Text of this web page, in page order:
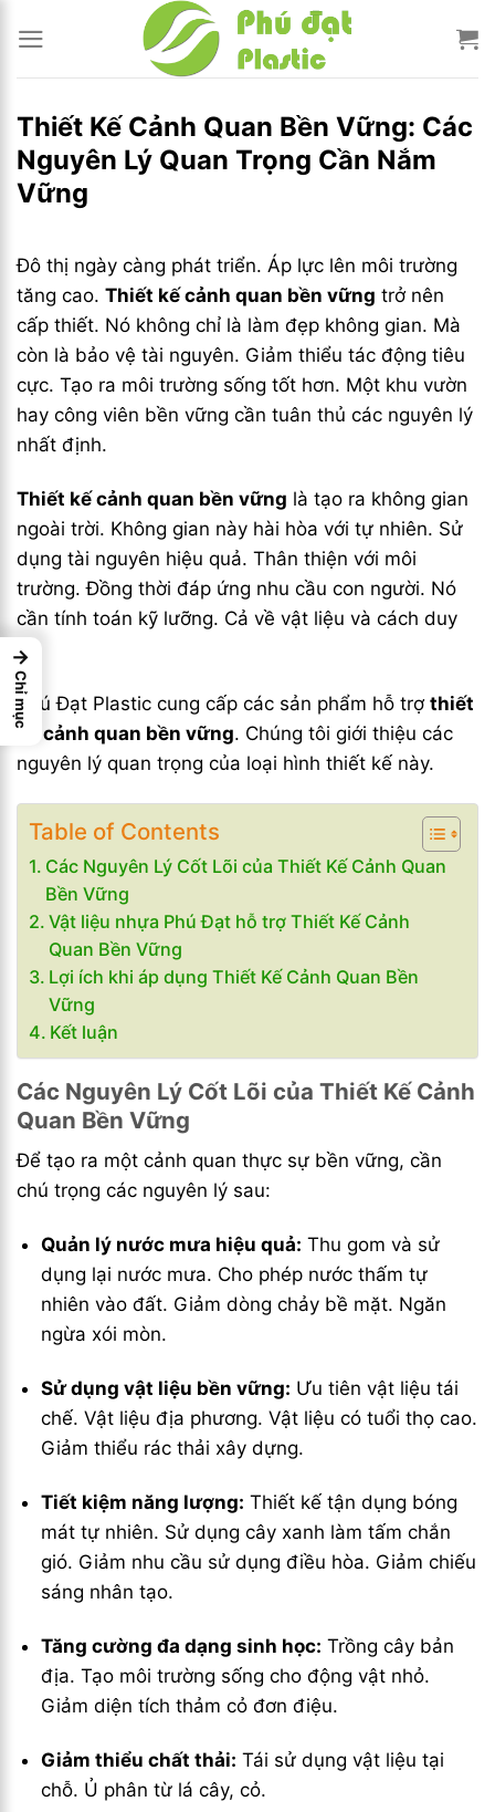
qua
nội
Thiết Kế Cảnh Quan Bền Vững: Các
Nguyên Lý Quan Trọng Cần Nắm
Vững
Đô thị ngày càng phát triển. Áp lực lên môi trường
tăng cao. Thiết kế cảnh quan bền vững trở nên
cấp thiết. Nó không chỉ là làm đẹp không gian. Mà
còn là bảo vệ tài nguyên. Giảm thiểu tác động tiêu
cực. Tạo ra môi trường sống tốt hơn. Một khu vườn
hay công viên bền vững cần tuân thủ các nguyên lý
nhất định.
Thiết kế cảnh quan bền vững là tạo ra không gian
ngoài trời. Không gian này hài hòa với tự nhiên. Sử
dụng tài nguyên hiệu quả. Thân thiện với môi
trường. Đồng thời đáp ứng nhu cầu con người. Nó
cần tính toán kỹ lưỡng. Cả về vật liệu và cách duy
trì.
Phú Đạt Plastic cung cấp các sản phẩm hỗ trợ thiết
kế cảnh quan bền vững. Chúng tôi giới thiệu các
nguyên lý quan trọng của loại hình thiết kế này.
Table of Contents
Các Nguyên Lý Cốt Lõi của Thiết Kế Cảnh Quan
Bền Vững
Vật liệu nhựa Phú Đạt hỗ trợ Thiết Kế Cảnh
Quan Bền Vững
Lợi ích khi áp dụng Thiết Kế Cảnh Quan Bền
Vững
Kết luận
Các Nguyên Lý Cốt Lõi của Thiết Kế Cảnh
Quan Bền Vững
Để tạo ra một cảnh quan thực sự bền vững, cần
chú trọng các nguyên lý sau:
Quản lý nước mưa hiệu quả: Thu gom và sử
dụng lại nước mưa. Cho phép nước thấm tự
nhiên vào đất. Giảm dòng chảy bề mặt. Ngăn
ngừa xói mòn.
Sử dụng vật liệu bền vững: Ưu tiên vật liệu tái
chế. Vật liệu địa phương. Vật liệu có tuổi thọ cao.
Giảm thiểu rác thải xây dựng.
Tiết kiệm năng lượng: Thiết kế tận dụng bóng
mát tự nhiên. Sử dụng cây xanh làm tấm chắn
gió. Giảm nhu cầu sử dụng điều hòa. Giảm chiếu
sáng nhân tạo.
Tăng cường đa dạng sinh học: Trồng cây bản
địa. Tạo môi trường sống cho động vật nhỏ.
Giảm diện tích thảm cỏ đơn điệu.
Giảm thiểu chất thải: Tái sử dụng vật liệu tại
chỗ. Ủ phân từ lá cây, cỏ.
→
Chỉ mục